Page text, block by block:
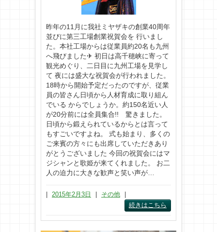
昨年の11月に我社ミヤザキの創業40周年
並びに第三工場創業祝賀会を 行いまし
た。本社工場からは従業員約20名も九州
へ飛びました✈ 初日は高千穂峡に寄って
観光めぐり、二日目に九州工場を見学し
て 夜には盛大な祝賀会が行われました。
18時から開始予定だったのですが、従業
員の皆さん日頃から人材育成に取り組ん
でいる からでしょうか。約150名近い人
が20分前には全員集合!! 驚きました。
日頃から鍛えられているからとは言って
もすごいですよね。 式も始まり、多くの
ご来賓の方々にも出席していただきあり
がとうございました 今回の祝賀会にはマ
ジシャンと歌姫が来てくれました。 お二
人の迫力に大きな歓声と笑い声が…
2015年2月3日 その他
続きはこちら